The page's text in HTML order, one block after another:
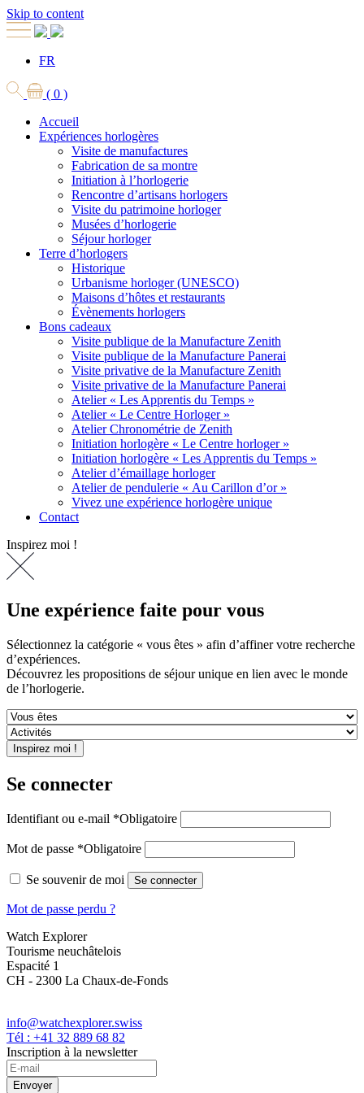
Skip to content
FR
( 0 )
Accueil
Expériences horlogères
Visite de manufactures
Fabrication de sa montre
Initiation à l’horlogerie
Rencontre d’artisans horlogers
Visite du patrimoine horloger
Musées d’horlogerie
Séjour horloger
Terre d’horlogers
Historique
Urbanisme horloger (UNESCO)
Maisons d’hôtes et restaurants
Évènements horlogers
Bons cadeaux
Visite publique de la Manufacture Zenith
Visite publique de la Manufacture Panerai
Visite privative de la Manufacture Zenith
Visite privative de la Manufacture Panerai
Atelier « Les Apprentis du Temps »
Atelier « Le Centre Horloger »
Atelier Chronométrie de Zenith
Initiation horlogère « Le Centre horloger »
Initiation horlogère « Les Apprentis du Temps »
Atelier d’émaillage horloger
Atelier de pendulerie « Au Carillon d’or »
Vivez une expérience horlogère unique
Contact
Inspirez moi !
Une expérience faite pour vous
Sélectionnez la catégorie « vous êtes » afin d’affiner votre recherche
d’expériences.
Découvrez les propositions de séjour unique en lien avec le monde
de l’horlogerie.
Se connecter
Identifiant ou e-mail *Obligatoire
Mot de passe *Obligatoire
Se souvenir de moi Se connecter
Mot de passe perdu ?
Watch Explorer
Tourisme neuchâtelois
Espacité 1
CH - 2300 La Chaux-de-Fonds
info@watchexplorer.swiss
Tél : +41 32 889 68 82
Inscription à la newsletter